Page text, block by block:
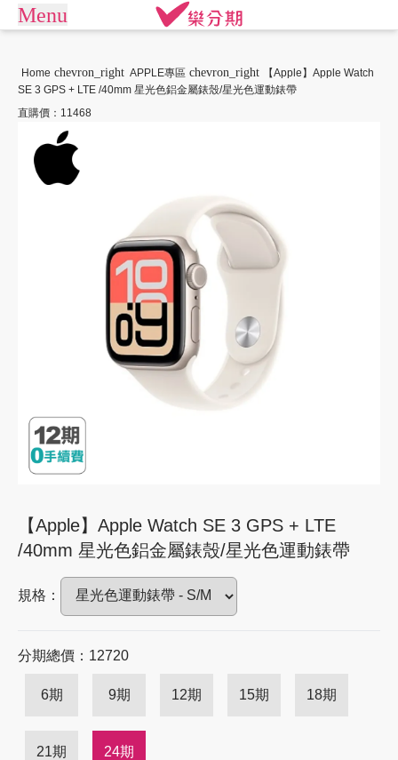
Menu
APPLE專區 手機通訊
平板電腦
商用桌機/筆電
攝影專區
生活家電
生活戶外 珠寶飾品
客訂專區 機車專區
禮券專區
商店街
訂單查詢/繳款
我要借款
Home chevron_right APPLE專區 chevron_right
【Apple】Apple Watch
SE 3 GPS + LTE /40mm 星光色鋁金屬錶殼/星光色運動錶帶
直購價：11468
【Apple】Apple Watch SE 3 GPS + LTE
/40mm 星光色鋁金屬錶殼/星光色運動錶帶
規格：
分期總價：12720
6期 9期 12期 15期 18期
21期 24期